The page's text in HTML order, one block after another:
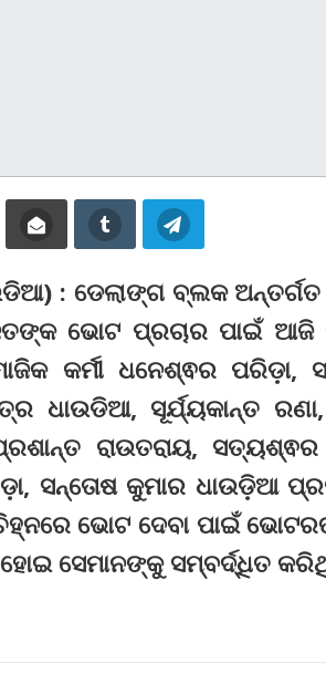
: ଡେଲାଙ୍ଗ ବ୍ଲକ
ଭୋଟ ପ୍ରଚାର ପାଇଁ
କର୍ମୀ ଧନେଶ୍ଵର ପରିଡ଼ା,
ଧାଉଡିଆ, ସୂର୍ଯ୍ୟକାନ୍ତ
ରାଉତରାୟ,
ସନ୍ତୋଷ କୁମାର ଧାଉଡ଼ିଆ
ଚିହ୍ନରେ ଭୋଟ ଦେବା ପାଇଁ
ସେମାନଙ୍କୁ ସମ୍ବର୍ଦ୍ଧିତ